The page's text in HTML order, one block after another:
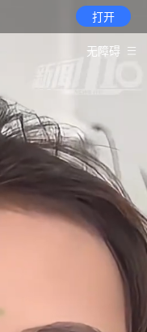
打开
无障碍